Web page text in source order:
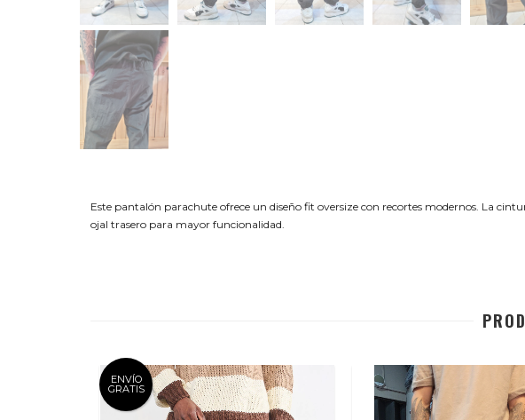
Este pantalón parachute ofrece un diseño fit oversize con recortes modernos. La
ojal trasero para mayor funcionalidad.
ENVÍO
GRATIS